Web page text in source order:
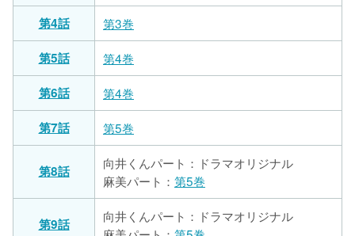
第4話
第3巻
第5話
第4巻
第6話
第4巻
第7話
第5巻
第8話
向井くんパート：ドラマオリジナル
麻美パート： 第5巻
第9話
向井くんパート：ドラマオリジナル